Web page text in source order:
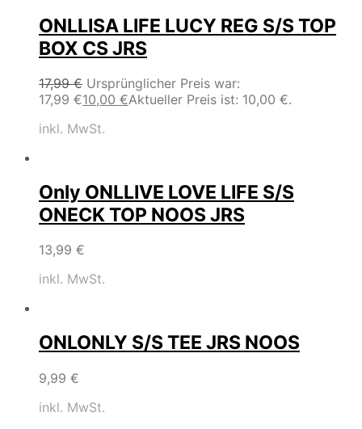
ONLLISA LIFE LUCY REG S/S TOP
BOX CS JRS
17,99€ Ursprünglicher Preis war:
17,99 €10,00 €Aktueller Preis ist: 10,00 €.
inkl. MwSt.
Only ONLLIVE LOVE LIFE S/S
ONECK TOP NOOS JRS
13,99 €
inkl. MwSt.
ONLONLY S/S TEE JRS NOOS
9,99 €
inkl. MwSt.